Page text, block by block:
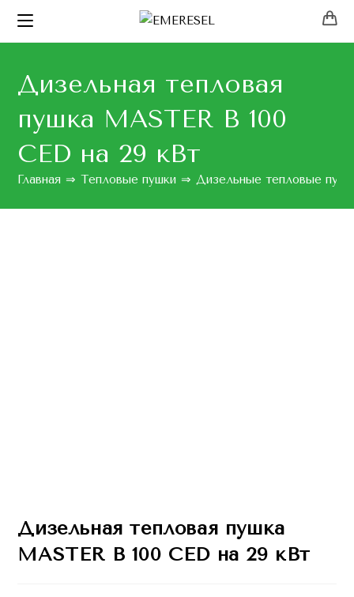
Дизельная тепловая
пушка MASTER B 100
CED на 29 кВт
Главная ⇒ Тепловые пушки ⇒ Дизельные тепловые
Дизельная тепловая пушка
MASTER B 100 CED на 29 кВт